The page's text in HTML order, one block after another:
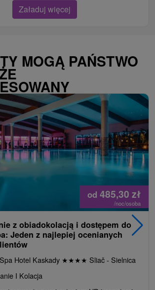
Załaduj więcej
MOGĄ PAŃSTWO
od 485,30 zł
/noc/osoba
z obiadokolacją i dostępem do
Jeden z najlepiej ocenianych
Hotel Kaskady ★★★★ Sliač - Sielnica
I Kolacja